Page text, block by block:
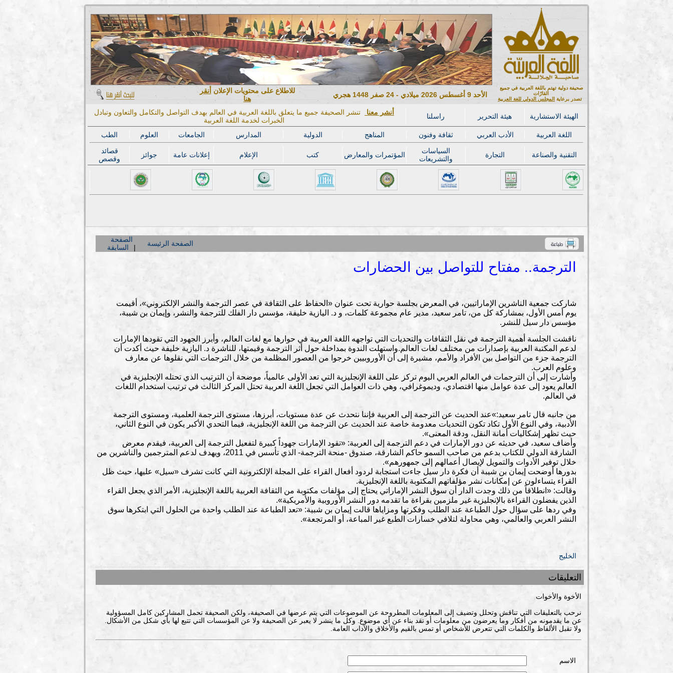
للاطلاع على محتويات الإعلان أنقر
هنا
صحيفة دولية تهتم باللغة العربية في جميع
القارّات
تصدر برعاية
المجلس الدولي للغة العربية
أنشر معنا
تنشر الصحيفة جميع ما يتعلق باللغة العربية في العالم بهدف التواصل والتكامل والتعاون وتبادل
الخبرات لخدمة اللغة العربية
راسلنا هيئة التحرير الهيئة الاستشارية
الطب العلوم الجامعات المدارس الدولية المناهج ثقافة وفنون الأدب العربي
اللغة العربية
قصائد
وقصص
جوائز إعلانات عامة الإعلام كتب المؤتمرات والمعارض
السياسات
والتشريعات
التجارة التقنية والصناعة
الصفحة
السابقة
الصفحة الرئيسة
الترجمة.. مفتاح للتواصل بين الحضارات
شاركت جمعية الناشرين الإماراتيين، في المعرض بجلسة حوارية تحت عنوان «الحفاظ على الثقافة في عصر الترجمة والنشر الإلكتروني»، أقيمت
يوم أمس الأول، بمشاركة كل من، تامر سعيد، مدير عام مجموعة كلمات، و د. اليازية خليفة، مؤسس دار الفلك للترجمة والنشر، وإيمان بن شيبة،
مؤسس دار سيل للنشر.
ناقشت الجلسة أهمية الترجمة في نقل الثقافات والتحديات التي تواجهه اللغة العربية في حوارها مع لغات العالم، وأبرز الجهود التي تقودها الإمارات
لدعم المكتبة العربية بإصدارات من مختلف لغات العالم.واستهلت الندوة بمداخلة حول أثر الترجمة وقيمتها، للناشرة د. اليازية خليفة حيث أكدت أن
الترجمة جزء من التواصل بين الأفراد والأمم، مشيرة إلى أن الأوروبيين خرجوا من العصور المظلمة من خلال الترجمات التي نقلوها عن معارف
وعلوم العرب.
وأشارت إلى أن الترجمات في العالم العربي اليوم تركز على اللغة الإنجليزية التي تعد الأولى عالمياً، موضحة أن الترتيب الذي تحتله الإنجليزية في
العالم يعود إلى عدة عوامل منها اقتصادي، وديموغرافي، وهي ذات العوامل التي تجعل اللغة العربية تحتل المركز الثالث في ترتيب استخدام اللغات
في العالم.
من جانبه قال تامر سعيد:»عند الحديث عن الترجمة إلى العربية فإننا نتحدث عن عدة مستويات، أبرزها، مستوى الترجمة العلمية، ومستوى الترجمة
الأدبية، وفي النوع الأول تكاد تكون التحديات معدومة خاصة عند الحديث عن الترجمة من اللغة الإنجليزية، فيما التحدي الأكبر يكون في النوع الثاني،
حيث تظهر إشكاليات أمانة النقل، ودقة المعنى».
وأضاف سعيد، في حديثه عن دور الإمارات في دعم الترجمة إلى العربية: «تقود الإمارات جهوداً كبيرة لتفعيل الترجمة إلى العربية، فيقدم معرض
الشارقة الدولي للكتاب بدعم من صاحب السمو حاكم الشارقة، صندوق -منحة الترجمة- الذي تأسس في 2011، ويهدف لدعم المترجمين والناشرين من
خلال توفير الأدوات والتمويل لإيصال أعمالهم إلى جمهورهم».
بدورها أوضحت إيمان بن شيبة أن فكرة دار سيل جاءت استجابة لردود أفعال القراء على المجلة الإلكترونية التي كانت تشرف «سيل» عليها، حيث ظل
القراء يتساءلون عن إمكانات نشر مؤلفاتهم المكتوبة باللغة الإنجليزية.
وقالت: «انطلاقاً من ذلك وجدت الدار أن سوق النشر الإماراتي يحتاج إلى مؤلفات مكتوبة من الثقافة العربية باللغة الإنجليزية، الأمر الذي يجعل القراء
الذين يفضلون القراءة بالإنجليزية غير ملزمين بقراءة ما تقدمه دور النشر الأوروبية والأمريكية».
وفي ردها على سؤال حول الطباعة عند الطلب وفكرتها ومزاياها قالت إيمان بن شبية: «تعد الطباعة عند الطلب واحدة من الحلول التي ابتكرها سوق
النشر العربي والعالمي، وهي محاولة لتلافي خسارات الطبع غير المباعة، أو المرتجعة».
الخليج
التعليقات
الأخوة والأخوات
نرحب بالتعليقات التي تناقش وتحلل وتضيف إلى المعلومات المطروحة عن الموضوعات التي يتم عرضها في الصحيفة، ولكن الصحيفة تحمل المشاركين كامل المسؤولية
عن ما يقدمونه من أفكار وما يعرضون من معلومات أو نقد بناء عن أي موضوع. وكل ما ينشر لا يعبر عن الصحيفة ولا عن المؤسسات التي تتبع لها بأي شكل من الأشكال.
ولا تقبل الألفاظ والكلمات التي تتعرض للأشخاص أو تمس بالقيم والأخلاق والآداب العامة.
الاسم